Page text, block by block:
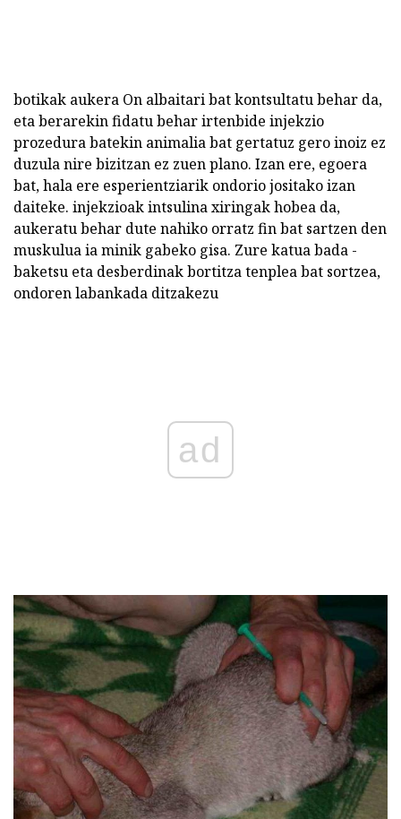
botikak aukera On albaitari bat kontsultatu behar da,
eta berarekin fidatu behar irtenbide injekzio
prozedura batekin animalia bat gertatuz gero inoiz ez
duzula nire bizitzan ez zuen plano. Izan ere, egoera
bat, hala ere esperientziarik ondorio jositako izan
daiteke. injekzioak intsulina xiringak hobea da,
aukeratu behar dute nahiko orratz fin bat sartzen den
muskulua ia minik gabeko gisa. Zure katua bada -
baketsu eta desberdinak bortitza tenplea bat sortzea,
ondoren labankada ditzakezu
ad